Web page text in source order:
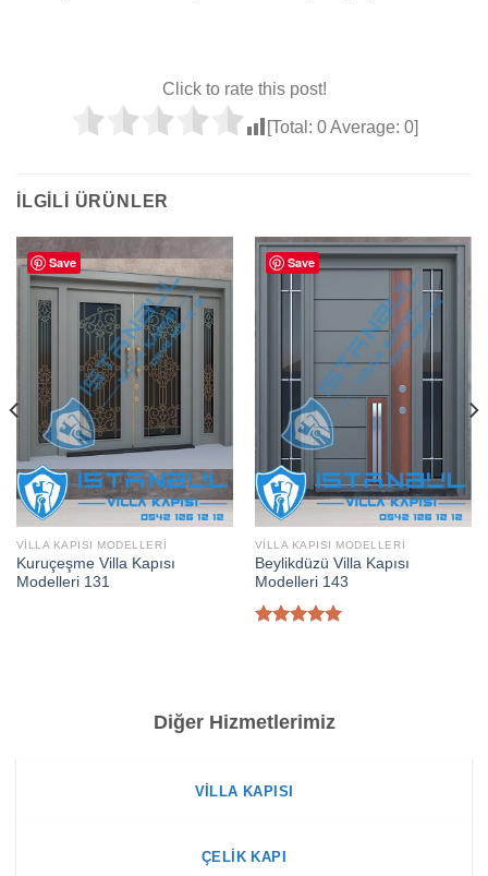
Click to rate this post!
[Total: 0Average: 0]
İLGILI ÜRÜNLER
Save
VILLA KAPISI MODELLERI
Kuruçeşme Villa Kapısı
Modelleri 131
Save
VILLA KAPISI MODELLERI
Beylikdüzü Villa Kapısı
Modelleri 143
Diğer Hizmetlerimiz
VILLA KAPISI
ÇELIK KAPI